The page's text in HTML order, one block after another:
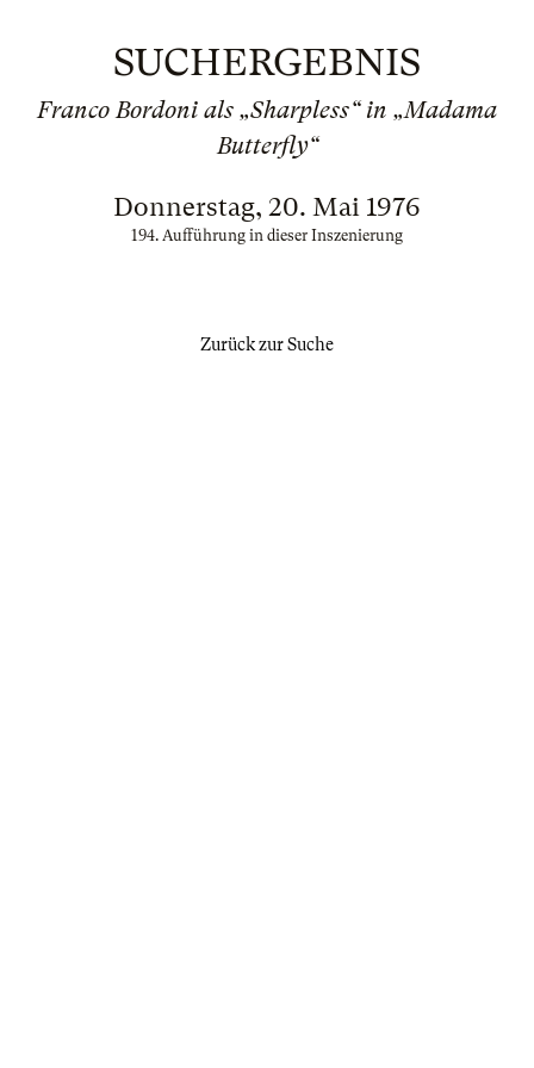
SUCHERGEBNIS
Franco Bordoni als „Sharpless“ in „Madama
Butterfly“
Donnerstag, 20. Mai 1976
194. Aufführung in dieser Inszenierung
Zurück zur Suche